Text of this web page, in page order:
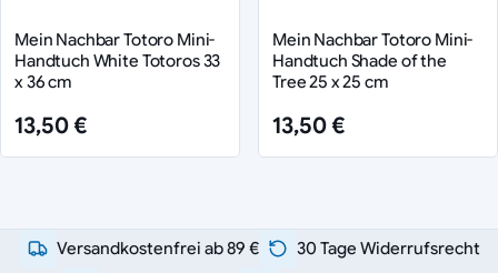
Mein Nachbar Totoro Mini-
Handtuch White Totoros 33
x 36 cm
13,50 €
Mein Nachbar Totoro Mini-
Handtuch Shade of the
Tree 25 x 25 cm
13,50 €
Versandkostenfrei ab 89 €
30 Tage Widerrufsrecht